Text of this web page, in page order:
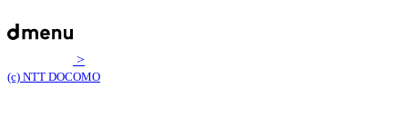
>
(c) NTT DOCOMO